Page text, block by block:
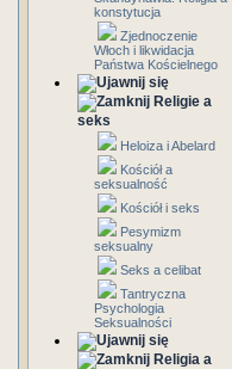
konstytucja
Zjednoczenie
Włoch i likwidacja
Państwa Kościelnego
Religie a
seks
Heloiza i Abelard
Kościół a
seksualność
Kościół i seks
Pesymizm
seksualny
Seks a celibat
Tantryczna
Psychologia
Seksualności
Religia a